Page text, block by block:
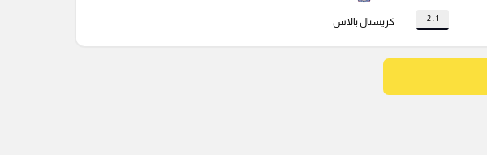
1 : 2 كريستال بالاس